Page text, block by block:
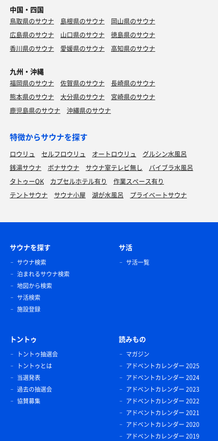
中国・四国
鳥取県のサウナ 島根県のサウナ
岡山県のサウナ
広島県のサウナ
山口県のサウナ
徳島県のサウナ
香川県のサウナ
愛媛県のサウナ 高知県のサウナ
九州・沖縄
福岡県のサウナ 佐賀県のサウナ
長崎県のサウナ
熊本県のサウナ
大分県のサウナ
宮崎県のサウナ
鹿児島県のサウナ
沖縄県のサウナ
特徴からサウナを探す
ロウリュ セルフロウリュ オートロウリュ
グルシン水風呂
銭湯サウナ
ボナサウナ サウナ室テレビ無し
バイブラ水風呂
タトゥーOK
カプセルホテル有り
作業スペース有り
テントサウナ
サウナ小屋 湖が水風呂 プライベートサウナ
サウナを探す
サウナ検索
泊まれるサウナ検索
地図から検索
サ活検索
施設登録
サ活
サ活一覧
トントゥ
トントゥ抽選会
トントゥとは
当選発表
過去の抽選会
協賛募集
読みもの
マガジン
アドベントカレンダー 2025
アドベントカレンダー 2024
アドベントカレンダー 2023
アドベントカレンダー 2022
アドベントカレンダー 2021
アドベントカレンダー 2020
アドベントカレンダー 2019